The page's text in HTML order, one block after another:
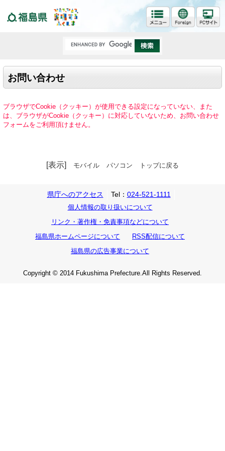
お問い合わせ
ブラウザでCookie（クッキー）が使用できる設定になっていない、また
は、ブラウザがCookie（クッキー）に対応していないため、お問い合わせ
フォームをご利用頂けません。
[表示] モバイル パソコン トップに戻る
県庁へのアクセス Tel： 024-521-1111
個人情報の取り扱いについて
リンク・著作権・免責事項などについて
福島県ホームページについて
RSS配信について
福島県の広告事業について
Copyright © 2014 Fukushima Prefecture.All Rights Reserved.